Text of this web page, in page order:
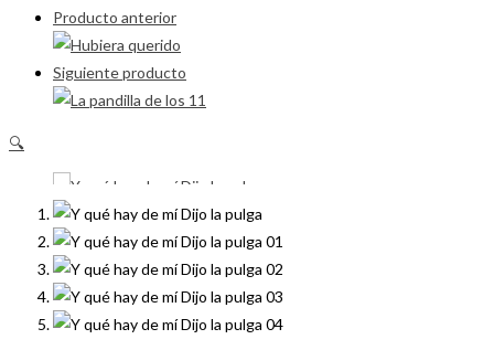
Producto anterior
Siguiente producto
🔍